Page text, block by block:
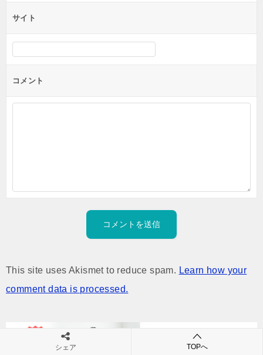
サイト
コメント
This site uses Akismet to reduce spam. Learn how your
comment data is processed.
シェア TOPへ